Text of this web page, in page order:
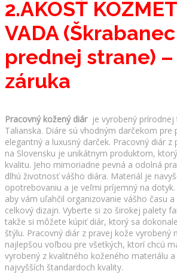
2.AKOSŤ
VADA
prednej strane)
záruka
Pracovný kožený diár je vyrobený
Talianska. Diáre sú vhodným darčekom pre
elegantný a luxusný darček. Pracovný diár
na Slovensku je unikátnym produktom,
kvalitu. Jeho mimoriadne pevná a odolná
dlhú životnosť vášho diára. Materiál je
opotrebovaniu a je veľmi príjemný na
aby vám uľahčil organizovanie vášho času
celkový dizajn. Vyberte si zo širokej palety
takže si môžete kúpiť diár, ktorý sa
štýlu. Pracovný diár z pravej kože vyrobený
najlepšou voľbou pre všetkých, ktorí chcú
vyrobený z kvalitného koženého materiálu
najvyšších štandardoch kvality.